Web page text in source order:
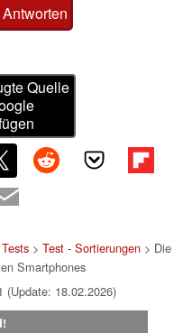
Quelle
Tests> Test - Sortierungen> Die
Smartphones
(Update: 18.02.2026)